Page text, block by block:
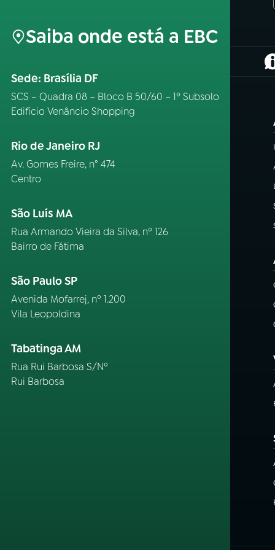
Saiba onde está a EBC
Sede: Brasília DF
SCS – Quadra 08 – Bloco B 50/60 – 1º Subsolo
Edifício Venâncio Shopping
Rio de Janeiro RJ
Av. Gomes Freire, n° 474
Centro
São Luís MA
Rua Armando Vieira da Silva, nº 126
Bairro de Fátima
São Paulo SP
Avenida Mofarrej, nº 1.200
Vila Leopoldina
Tabatinga AM
Rua Rui Barbosa S/Nº
Rui Barbosa